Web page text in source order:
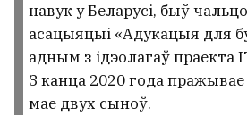
навук у Беларусі, быў
асацыяцыі «Адукацыя для
адным з ідэолагаў праекта
З канца 2020 года
мае двух сыноў.